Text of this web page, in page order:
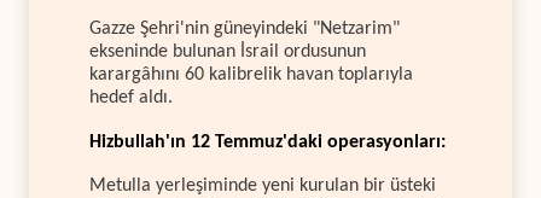
Gazze Şehri'nin güneyindeki "Netzarim"
ekseninde bulunan İsrail ordusunun
karargâhını 60 kalibrelik havan toplarıyla
hedef aldı.
Hizbullah'ın 12 Temmuz'daki operasyonları:
Metulla yerleşiminde yeni kurulan bir üsteki